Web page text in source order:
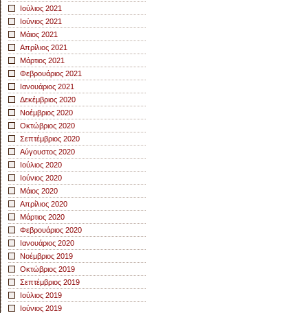
Ιούλιος 2021
Ιούνιος 2021
Μάιος 2021
Απρίλιος 2021
Μάρτιος 2021
Φεβρουάριος 2021
Ιανουάριος 2021
Δεκέμβριος 2020
Νοέμβριος 2020
Οκτώβριος 2020
Σεπτέμβριος 2020
Αύγουστος 2020
Ιούλιος 2020
Ιούνιος 2020
Μάιος 2020
Απρίλιος 2020
Μάρτιος 2020
Φεβρουάριος 2020
Ιανουάριος 2020
Νοέμβριος 2019
Οκτώβριος 2019
Σεπτέμβριος 2019
Ιούλιος 2019
Ιούνιος 2019